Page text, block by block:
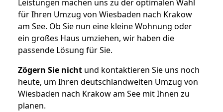
Leistungen machen uns zu der optimalen Wahl
für Ihren Umzug von Wiesbaden nach Krakow
am See. Ob Sie nun eine kleine Wohnung oder
ein großes Haus umziehen, wir haben die
passende Lösung für Sie.
Zögern Sie nicht und kontaktieren Sie uns noch
heute, um Ihren deutschlandweiten Umzug von
Wiesbaden nach Krakow am See mit Ihnen zu
planen.